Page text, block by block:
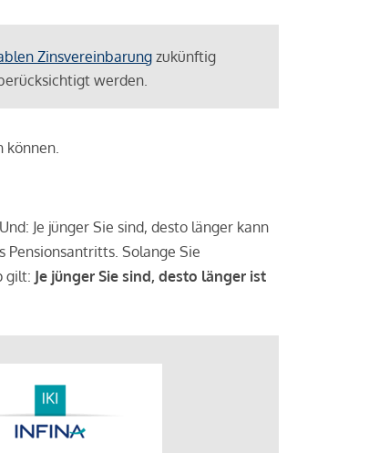
Zinsvereinbarung zukünftig
werden.
können.
Je jünger Sie sind, desto länger kann
Pensionsantritts. Solange Sie
gilt: Je jünger Sie sind, desto länger ist